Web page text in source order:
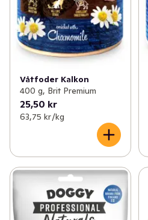
Våtfoder Kalkon
400 g, Brit Premium
25,50 kr
63,75 kr /kg